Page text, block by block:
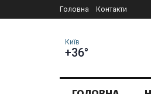
Головна Контакти
Київ
+36°